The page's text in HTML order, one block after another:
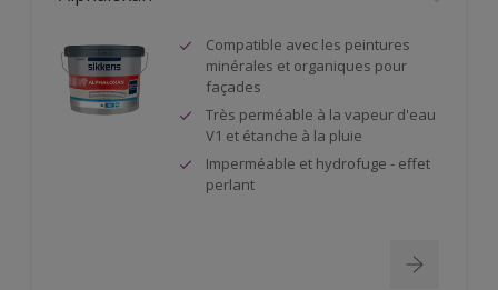
Compatible avec les peintures
minérales et organiques pour
façades
Très perméable à la vapeur d'eau
V1 et étanche à la pluie
Imperméable et hydrofuge - effet
perlant